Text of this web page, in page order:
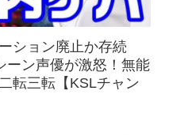
ション廃止か存続
ーン声優が激怒！無能
転三転【KSLチャン